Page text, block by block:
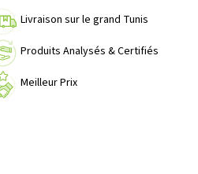
Livraison sur le grand Tunis
Produits Analysés & Certifiés
Meilleur Prix